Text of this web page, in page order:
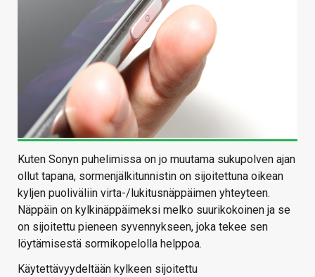
Kuten Sonyn puhelimissa on jo muutama sukupolven ajan
ollut tapana, sormenjälkitunnistin on sijoitettuna oikean
kyljen puoliväliin virta-/lukitusnäppäimen yhteyteen.
Näppäin on kylkinäppäimeksi melko suurikokoinen ja se
on sijoitettu pieneen syvennykseen, joka tekee sen
löytämisestä sormikopelolla helppoa.
Käytettävyydeltään kylkeen sijoitettu